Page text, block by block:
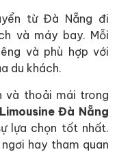
từ Đà Nẵng đi
và máy bay. Mỗi
và phù hợp với
du khách.
và thoải mái trong
Đà Nẵng
lựa chọn tốt nhất.
hay tham quan